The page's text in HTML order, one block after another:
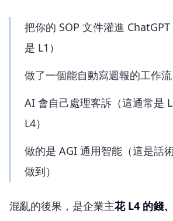
把你的 SOP 文件灌進
是 L1）
做了一個能自動寫週報的工作流
AI 會自己處理客訴（這通常是
L4）
做的是 AGI 通用智能（這是話
做到）
混亂的後果，是企業主花 L4 的錢